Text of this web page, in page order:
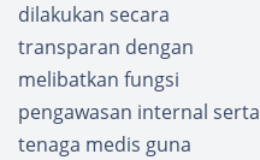
dilakukan secara
transparan dengan
melibatkan fungsi
pengawasan internal serta
tenaga medis guna